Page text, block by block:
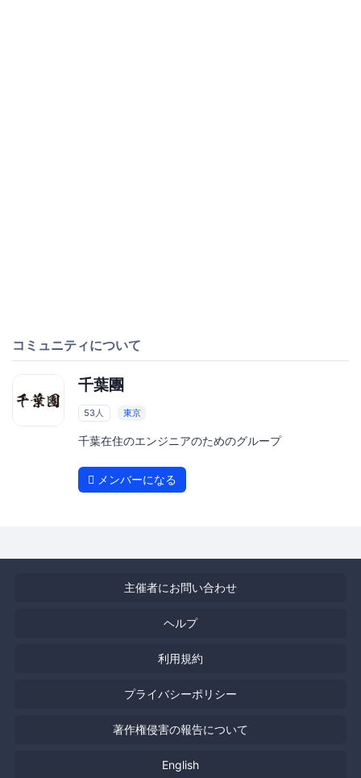
コミュニティについて
千葉團
53人 東京
千葉在住のエンジニアのためのグループ
メンバーになる
主催者にお問い合わせ
ヘルプ
利用規約
プライバシーポリシー
著作権侵害の報告について
English